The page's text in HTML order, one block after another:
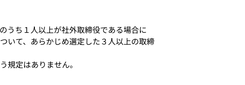
うち１人以上が社外取締役である場合に
て、あらかじめ選定した３人以上の取締
規定はありません。